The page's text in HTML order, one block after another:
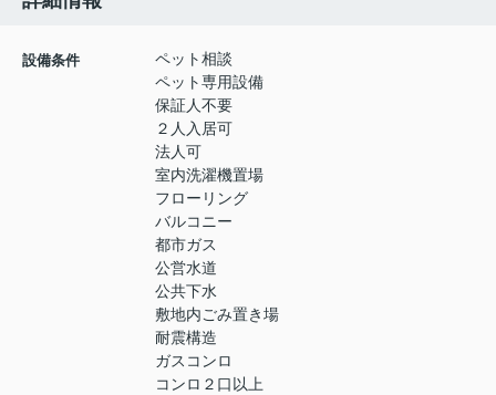
設備条件
ペット相談
ペット専用設備
保証人不要
２人入居可
法人可
室内洗濯機置場
フローリング
バルコニー
都市ガス
公営水道
公共下水
敷地内ごみ置き場
耐震構造
ガスコンロ
コンロ２口以上